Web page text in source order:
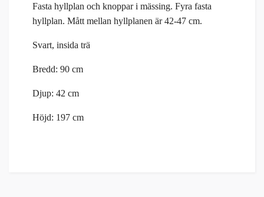
Fasta hyllplan och knoppar i mässing. Fyra fasta
hyllplan. Mått mellan hyllplanen är 42-47 cm.
Svart, insida trä
Bredd: 90 cm
Djup: 42 cm
Höjd: 197 cm